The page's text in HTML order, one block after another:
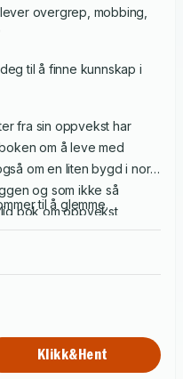
overgrep, mobbing,
til å finne kunnskap i
fra sin oppvekst har
om å leve med
om en liten bygd i nord
og som ikke så
bok om oppvekst,
til å glemme.
Klikk&Hent